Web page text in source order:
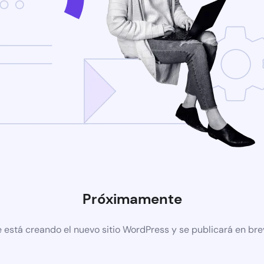
Próximamente
está creando el nuevo sitio WordPress y se publicará en